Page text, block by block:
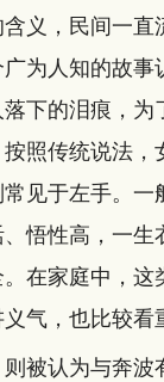
义，民间一直
为人知的故事
下的泪痕，为
照传统说法，
见于左手。一
悟性高，一生
在家庭中，这
气，也比较看
被认为与奔波